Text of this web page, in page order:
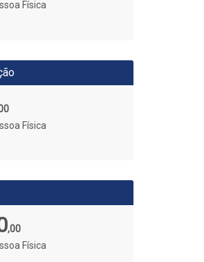
Física
Física
,00
Física